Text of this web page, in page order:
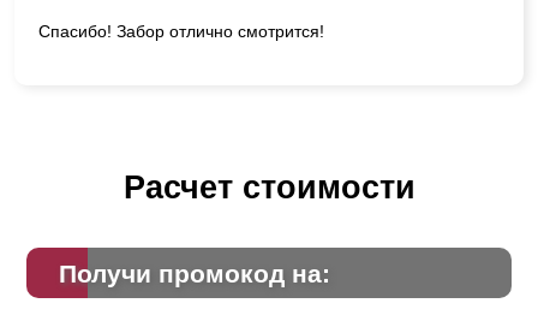
Спасибо! Забор отлично смотрится!
Расчет стоимости
Получи промокод на: